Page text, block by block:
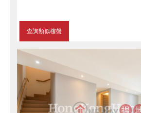
查詢類似樓盤